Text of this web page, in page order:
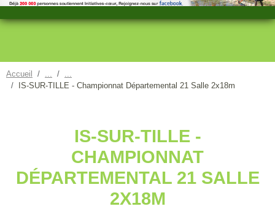
Accueil
IS-SUR-TILLE - Championnat Départemental 21 Salle 2x18m
IS-SUR-TILLE -
CHAMPIONNAT
DÉPARTEMENTAL 21 SALLE
2X18M